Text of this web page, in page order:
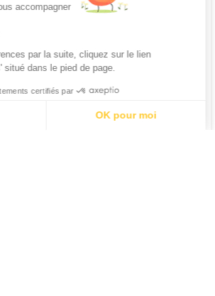
accompagner
par la suite, cliquez sur le lien
situé dans le pied de page.
certifiés par
OK pour moi